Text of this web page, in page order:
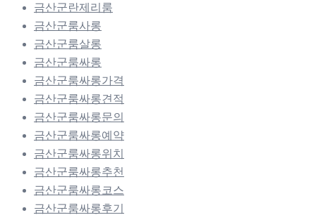
금산군란제리룸
금산군룸사롱
금산군룸살롱
금산군룸싸롱
금산군룸싸롱가격
금산군룸싸롱견적
금산군룸싸롱문의
금산군룸싸롱예약
금산군룸싸롱위치
금산군룸싸롱추천
금산군룸싸롱코스
금산군룸싸롱후기